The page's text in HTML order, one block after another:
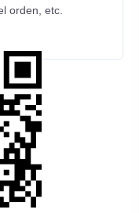
orden, etc.